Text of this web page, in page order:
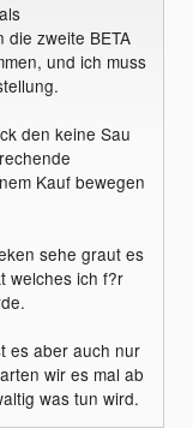
die zweite BETA
und ich muss
den keine Sau
Kauf bewegen
sehe graut es
welches ich f?r
es aber auch nur
wir es mal ab
was tun wird.